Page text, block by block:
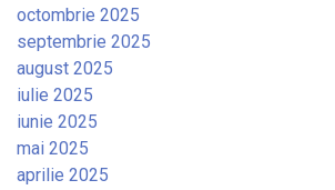
octombrie 2025
septembrie 2025
august 2025
iulie 2025
iunie 2025
mai 2025
aprilie 2025